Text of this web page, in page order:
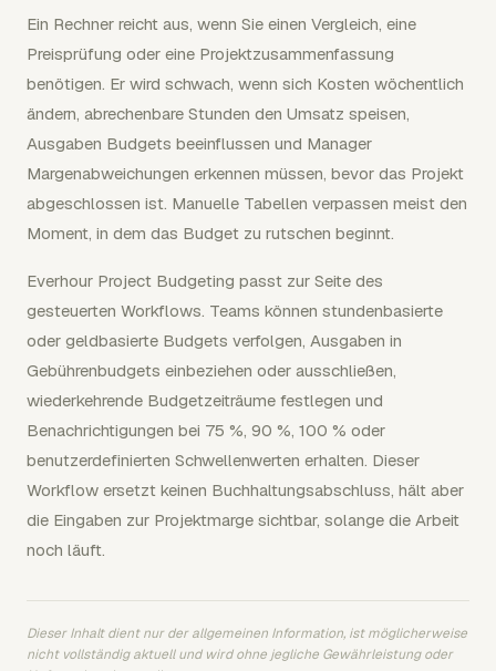
Ein Rechner reicht aus, wenn Sie einen Vergleich, eine
Preisprüfung oder eine Projektzusammenfassung
benötigen. Er wird schwach, wenn sich Kosten wöchentlich
ändern, abrechenbare Stunden den Umsatz speisen,
Ausgaben Budgets beeinflussen und Manager
Margenabweichungen erkennen müssen, bevor das Projekt
abgeschlossen ist. Manuelle Tabellen verpassen meist den
Moment, in dem das Budget zu rutschen beginnt.
Everhour Project Budgeting passt zur Seite des
gesteuerten Workflows. Teams können stundenbasierte
oder geldbasierte Budgets verfolgen, Ausgaben in
Gebührenbudgets einbeziehen oder ausschließen,
wiederkehrende Budgetzeiträume festlegen und
Benachrichtigungen bei 75 %, 90 %, 100 % oder
benutzerdefinierten Schwellenwerten erhalten. Dieser
Workflow ersetzt keinen Buchhaltungsabschluss, hält aber
die Eingaben zur Projektmarge sichtbar, solange die Arbeit
noch läuft.
Dieser Inhalt dient nur der allgemeinen Information, ist möglicherweise
nicht vollständig aktuell und wird ohne jegliche Gewährleistung oder